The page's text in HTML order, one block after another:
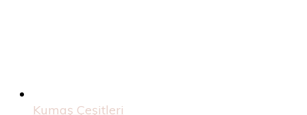
Kumaş Çeşitleri